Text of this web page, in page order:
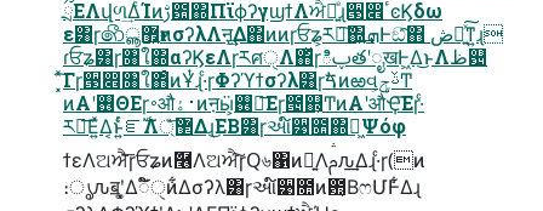
ྲྀΕΛվળ͢ΔͨΊͷࢹ఺΍ΠϊϕʔγϣϯΛਐԽ͍ͤͯ͘͞ɻ੓෎ٴͼϏδω
ε͸ɼ෯޿͍ൣғͷσʔλΛऩू͢Δ΋ͷͷɼਓʑ͕ར༻͠΍͍͢ܗͰඞͣ͠΋ ڞ༗͍ͯ͠ͳ͍ɻ
ɾਓʑ͸ɼ৘ใ΍αʔϏεΛɼརศੑΛ΋ͬͯɼిࢠతʹೖखͰ͖Δ͜ͱΛظ଴
͓ͯ͠Γɼ੓෎৘ใ΋ͦͷҰͭɻ·ͨɼΦʔϓϯσʔλ͸ɼࣗࠃͷఱવࢿݯ͕Ͳ
ͷΑ͏ʹ࢖ΘΕɼ࠾औ࢈ۀͷऩӹ͕࢖༻͞Εɼ౔஍͕ͲͷΑ͏ʹऔҾ͞Εɼ·ͨ
ར༻͞Ε͍ͯΔ͔ͱ͍ͬͨೝࣝΛ޲্ͤ͞Δɻ͜ΕΒ͸ɼઆ໌੹೚΍ྑ͖Ψόφ
ϯεΛଅਐͤ͞ɼਓʑͷٞ࿦Λଅਐ͠ɼԚ৬΁ͷಆ͍Λࢧԉ͢Δɻ·ͨɼ(ͷ
։ൃԉॿʹ͓͚Δಁ໌ੑͷ͋Δσʔλ͸ɼઆ໌੹೚ͷ఺͔ΒෆՄܽͰ͋Δɻ